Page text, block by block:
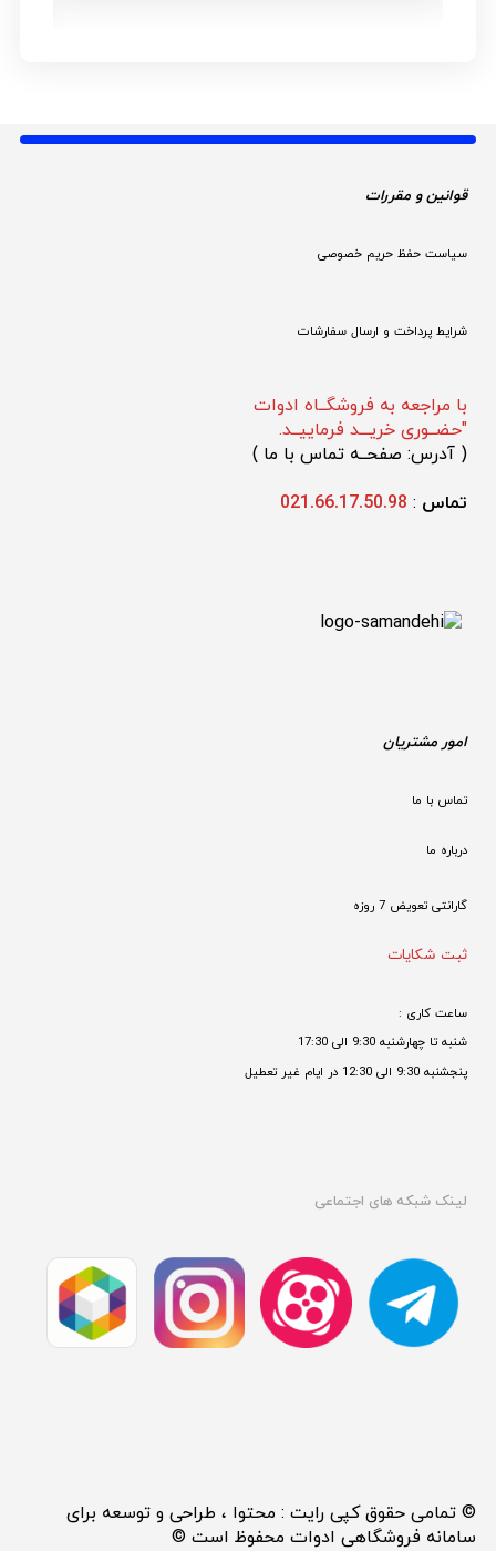
قوانین و مقررات
سیاست حفظ حریم خصوصی
شرایط پرداخت و ارسال سفارشات
با مراجعه به فروشگــاه ادوات
"حضــوری خریـــد فرماییــد.
( آدرس: صفحــه تماس با ما )
تماس :
021.66.17.50.98
امور مشتریان
تماس با ما
درباره ما
گارانتی تعویض 7 روزه
ثبت شکایات
ساعت کاری :
شنبه تا چهارشنبه 9:30 الی 17:30
پنجشنبه 9:30 الی 12:30 در ایام غیر تعطیل
لینک شبکه های اجتماعی
© تمامی حقوق کپی رایت : محتوا ، طراحی و توسعه برای
سامانه فروشگاهی ادوات محفوظ است ©